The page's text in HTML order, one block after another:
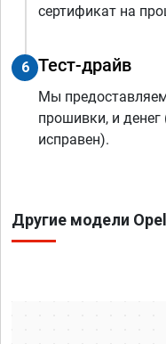
сертификат на
6 Тест-драйв
Мы
прошивки, и
исправен).
Другие модели Opel